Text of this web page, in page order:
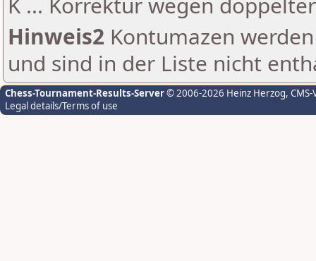
Hinweis2 Kontumazen
und sind in der Liste nicht
Chess-Tournament-Results-Server© 2006-2026 Heinz Herzog,
Legal details/Terms of use